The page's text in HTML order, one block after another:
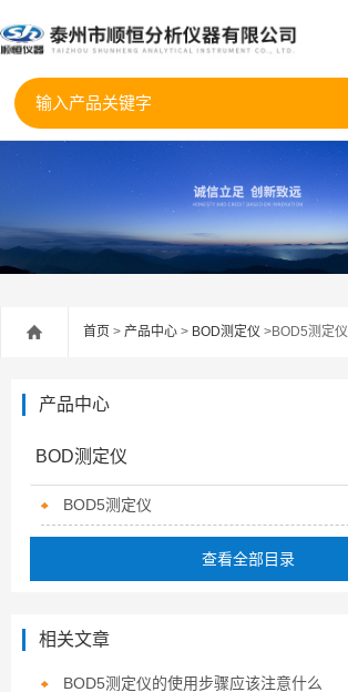
首页 > 产品中心 > BOD测定仪 >BOD5测定仪
产品中心
BOD测定仪
BOD5测定仪
查看全部目录
相关文章
BOD5测定仪的使用步骤应该注意什么